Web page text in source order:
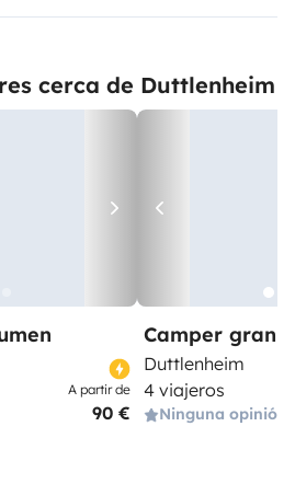
cerca de Duttlenheim
A partir de
90 €
Camper gran
Duttlenheim
4 viajeros
Ninguna opinión